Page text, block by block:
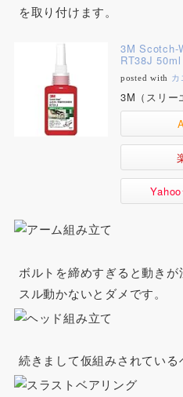
を取り付けます。
3M Scotch-
RT38J
posted with カ
3M（スリー
ボルトを締めすぎると動き
スル動かないとダメです。
続きまして仮組みされている